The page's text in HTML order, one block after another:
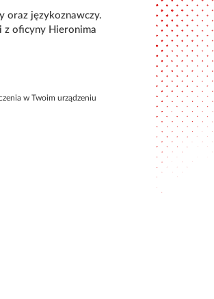
oraz językoznawczy.
z oficyny Hieronima
w Twoim urządzeniu